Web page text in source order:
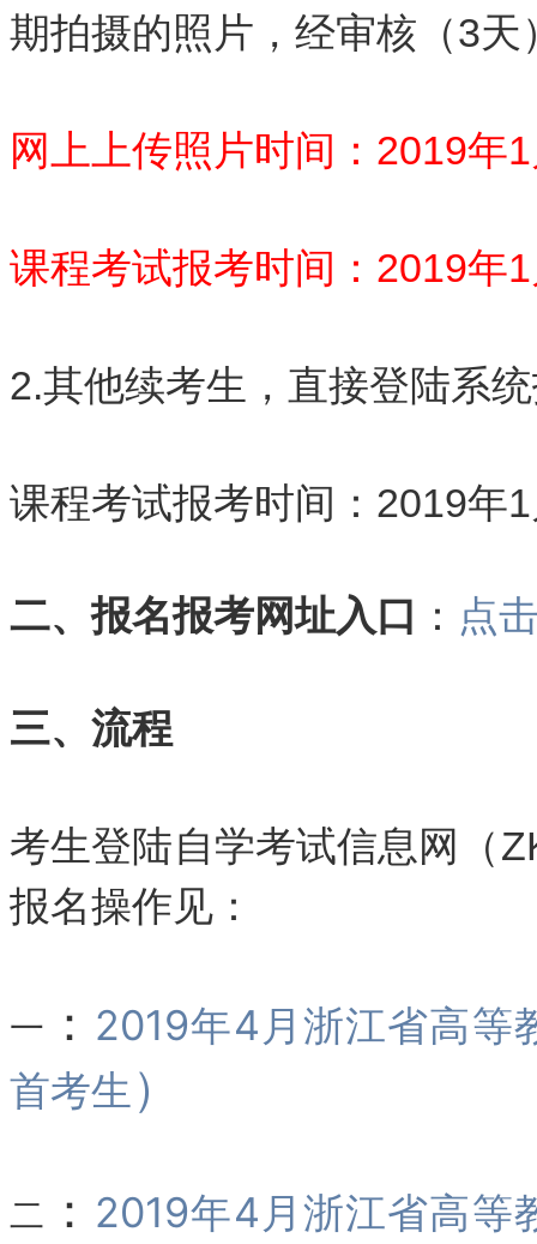
期拍摄的照片，经审核（3
网上上传照片时间：2019年
课程考试报考时间：2019年
2.其他续考生，直接登陆系
课程考试报考时间：2019年
二、报名报考网址入口 ： 点
三、流程
考生登陆自学考试信息网（
报名操作见：
一 ： 2019年4月浙江省高等
首考生 ）
二 ： 2019年4月浙江省高等